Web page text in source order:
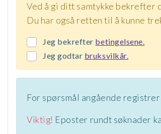
Ved å gi ditt samtykke bekrefter
Du har også retten til å kunne
Jeg bekrefter betingelsene.
Jeg godtar bruksvilkår.
For spørsmål angående
Viktig! Eposter rundt søknader